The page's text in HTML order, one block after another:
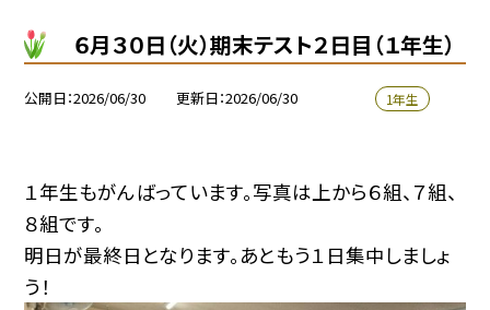
６月３０日（火）期末テスト２日目（１年生）
公開日 2026/06/30 更新日 2026/06/30 1年生
１年生もがんばっています。写真は上から６組、７組、
８組です。
明日が最終日となります。あともう１日集中しましょ
う！